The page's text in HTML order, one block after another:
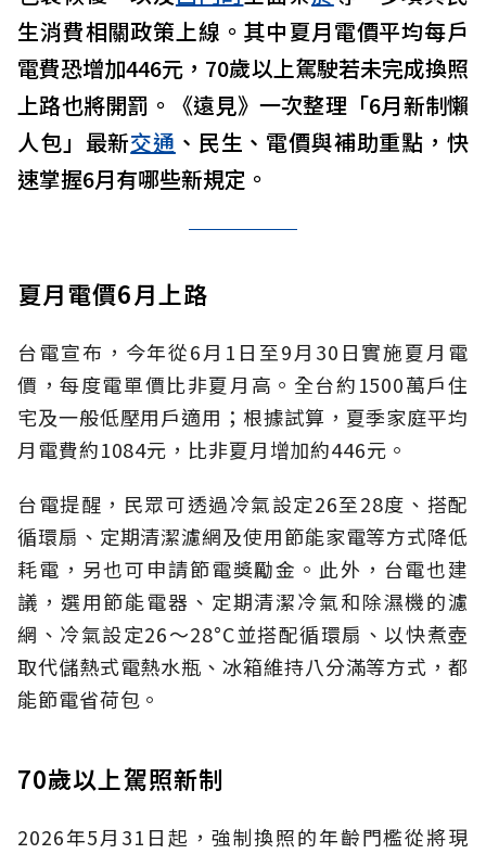
生消費相關政策上線。其中夏月電價平均每戶
電費恐增加446元，70歲以上駕駛若未完成換照
上路也將開罰。《遠見》一次整理「6月新制懶
人包」最新交通 、民生、電價與補助重點，快
速掌握6月有哪些新規定。
夏月電價6月上路
台電宣布，今年從6月1日至9月30日實施夏月電
價，每度電單價比非夏月高。全台約1500萬戶住
宅及一般低壓用戶適用；根據試算，夏季家庭平均
月電費約1084元，比非夏月增加約446元。
台電提醒，民眾可透過冷氣設定26至28度、搭配
循環扇、定期清潔濾網及使用節能家電等方式降低
耗電，另也可申請節電獎勵金。此外，台電也建
議，選用節能電器、定期清潔冷氣和除濕機的濾
網、冷氣設定26～28°C並搭配循環扇、以快煮壺
取代儲熱式電熱水瓶、冰箱維持八分滿等方式，都
能節電省荷包。
70歲以上駕照新制
2026年5月31日起，強制換照的年齡門檻從將現